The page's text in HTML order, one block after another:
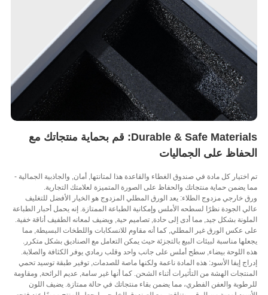
Durable & Safe: قم بحماية منتجاتك مع
على الجماليات
كل مادة في صندوق الغطاء والقاعدة هذا لمتانتها, أمان, والجاذبية الجمالية -
يضمن حماية منتجاتك والحفاظ على الصورة المتميزة لعلامتك التجارية.
خارجي مزدوج الطلاء: يعد الورق المطلي المزدوج هو الخيار الأفضل للتغليف
الجودة نظرًا لسطحه الأملس وإمكانية الطباعة الممتازة. إنه يحمل أحبار الطباعة
بشكل جيد, مما أدى إلى حادة, تصاميم حية, ويضيف لمعانه الطفيف أناقة خفية.
عكس الورق غير المطلي, كما أنه مقاوم للانسكابات واللطخات البسيطة, مما
مناسبة لبيئات البيع بالتجزئة حيث يمكن التعامل مع الصناديق بشكل متكرر.
اللوحة بيضاء, سطح أملس على جانب واحد وقلب رمادي يوفر الكثافة والصلابة.
إيفا الأسود: هذه المادة ناعمة ولكنها ماصة للصدمات, توفير طبقة توسيد تحمي
الهشة من التأثيرات أثناء الشحن. كما أنها غير سامة, عديم الرائحة, ومقاومة
والعفن الفطري، مما يضمن بقاء منتجاتك في حالة ممتازة. يضيف اللون